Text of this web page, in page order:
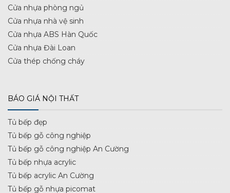
Cửa nhựa phòng ngủ
Cửa nhựa nhà vệ sinh
Cửa nhựa ABS Hàn Quốc
Cửa nhựa Đài Loan
Cửa thép chống cháy
BÁO GIÁ NỘI THẤT
Tủ bếp đẹp
Tủ bếp gỗ công nghiệp
Tủ bếp gỗ công nghiệp An Cường
Tủ bếp nhựa acrylic
Tủ bếp acrylic An Cường
Tủ bếp gỗ nhựa picomat